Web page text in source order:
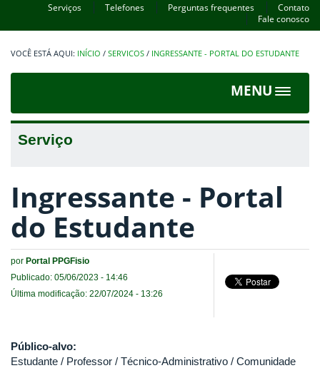
Serviços Telefones Perguntas frequentes
Contato
Fale conosco
INÍCIO / SERVICOS / INGRESSANTE - PORTAL DO ESTUDANTE
MENU
Toggle
Serviço
Ingressante - Portal
do Estudante
por Portal PPGFisio
Publicado: 05/06/2023 - 14:46
Última modificação: 22/07/2024 - 13:26
Público-alvo:
Estudante / Professor / Técnico-Administrativo / Comunidade